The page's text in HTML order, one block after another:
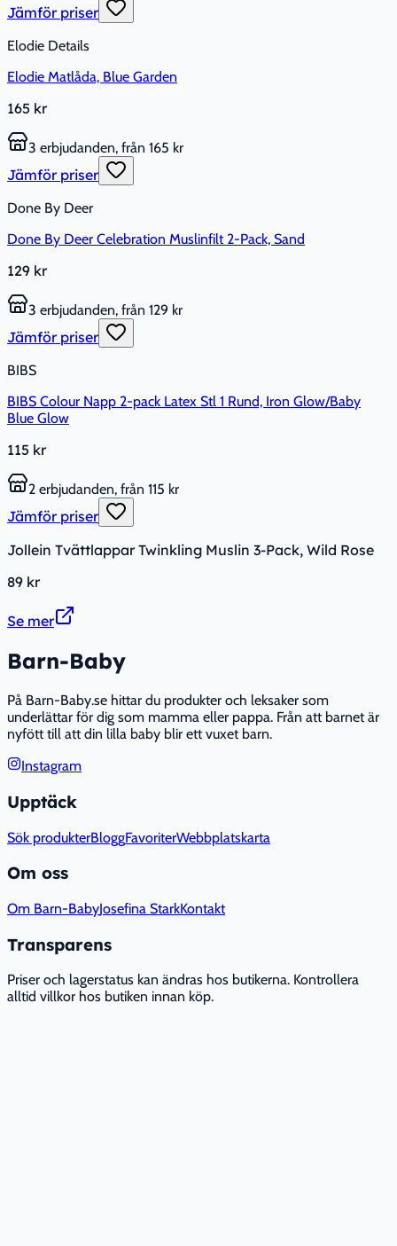
Jämför priser
Elodie Details
Elodie Matlåda, Blue Garden
165 kr
3 erbjudanden, från 165 kr
Jämför priser
Done By Deer
Done By Deer Celebration Muslinfilt 2-Pack, Sand
129 kr
3 erbjudanden, från 129 kr
Jämför priser
BIBS
BIBS Colour Napp 2-pack Latex Stl 1 Rund, Iron Glow/Baby
Blue Glow
115 kr
2 erbjudanden, från 115 kr
Jämför priser
Jollein Tvättlappar Twinkling Muslin 3-Pack, Wild Rose
89 kr
Se mer
Barn-Baby
På Barn-Baby.se hittar du produkter och leksaker som
underlättar för dig som mamma eller pappa. Från att barnet är
nyfött till att din lilla baby blir ett vuxet barn.
Instagram
Upptäck
Sök produkterBloggFavoriterWebbplatskarta
Om oss
Om Barn-BabyJosefina StarkKontakt
Transparens
Priser och lagerstatus kan ändras hos butikerna. Kontrollera
alltid villkor hos butiken innan köp.